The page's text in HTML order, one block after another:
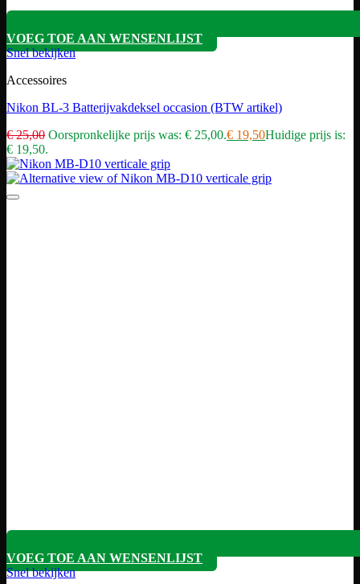
VOEG TOE AAN WENSENLIJST
Snel bekijken
Accessoires
Nikon BL-3 Batterijvakdeksel occasion (BTW artikel)
€25,00 Oorspronkelijke prijs was: € 25,00.€ 19,50Huidige prijs is:
€ 19,50.
VOEG TOE AAN WENSENLIJST
Snel bekijken